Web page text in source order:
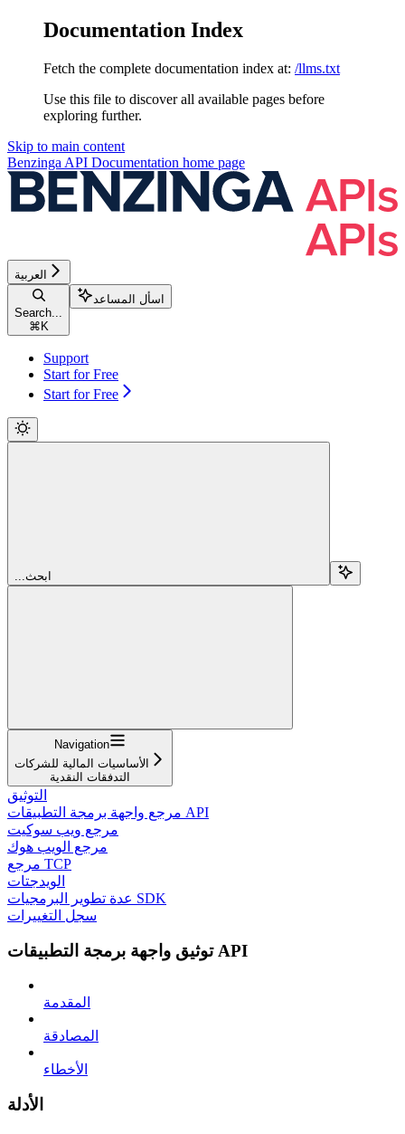
Documentation Index
Fetch the complete documentation index at: /llms.txt
Use this file to discover all available pages before
exploring further.
Skip to main content
Benzinga API Documentation home page
العربية
Search...
⌘ K
اسأل المساعد
Support
Start for Free
Start for Free
...ابحث
Navigation
الأساسيات المالية للشركات
التدفقات النقدية
التوثيق
مرجع واجهة برمجة التطبيقات API
مرجع ويب سوكيت
مرجع الويب هوك
مرجع TCP
الويدجتات
عدة تطوير البرمجيات SDK
سجل التغييرات
توثيق واجهة برمجة التطبيقات API
المقدمة
المصادقة
الأخطاء
الأدلة